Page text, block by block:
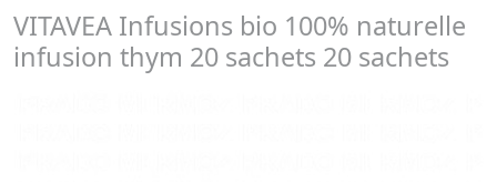
VITAVEA Infusions bio 100% naturelle
infusion thym 20 sachets 20 sachets